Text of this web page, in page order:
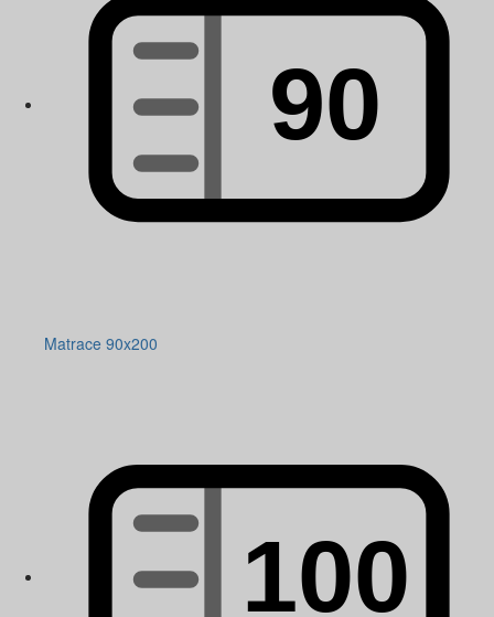
Matrace 90x200